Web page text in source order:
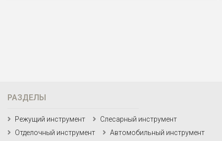
РАЗДЕЛЫ
Режущий инструмент
Слесарный инструмент
Отделочный инструмент
Автомобильный инструмент